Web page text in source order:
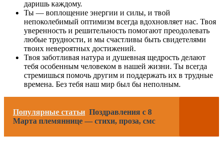
даришь каждому.
Ты — воплощение энергии и силы, и твой
непоколебимый оптимизм всегда вдохновляет нас. Твоя
уверенность и решительность помогают преодолевать
любые трудности, и мы счастливы быть свидетелями
твоих невероятных достижений.
Твоя заботливая натура и душевная щедрость делают
тебя особенным человеком в нашей жизни. Ты всегда
стремишься помочь другим и поддержать их в трудные
времена. Без тебя наш мир был бы неполным.
Популярные статьи Поздравления с 8
Марта племяннице — стихи, проза, смс